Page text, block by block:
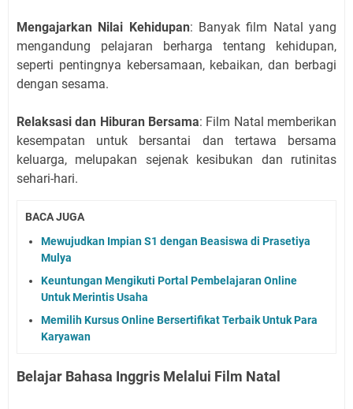
Mengajarkan Nilai Kehidupan: Banyak film Natal yang
mengandung pelajaran berharga tentang kehidupan,
seperti pentingnya kebersamaan, kebaikan, dan berbagi
dengan sesama.
Relaksasi dan Hiburan Bersama: Film Natal memberikan
kesempatan untuk bersantai dan tertawa bersama
keluarga, melupakan sejenak kesibukan dan rutinitas
sehari-hari.
BACA JUGA
Mewujudkan Impian S1 dengan Beasiswa di Prasetiya
Mulya
Keuntungan Mengikuti Portal Pembelajaran Online
Untuk Merintis Usaha
Memilih Kursus Online Bersertifikat Terbaik Untuk Para
Karyawan
Belajar Bahasa Inggris Melalui Film Natal